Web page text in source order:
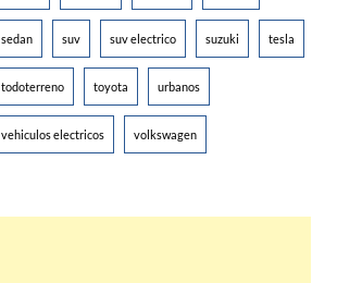
sedan suv suv electrico suzuki tesla
todoterreno toyota urbanos
vehiculos electricos volkswagen